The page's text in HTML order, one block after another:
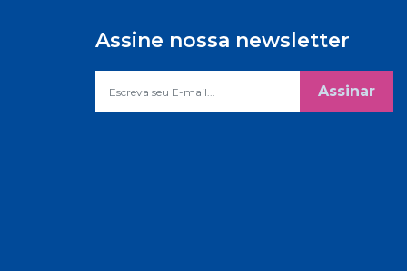
Assine nossa newsletter
Assinar